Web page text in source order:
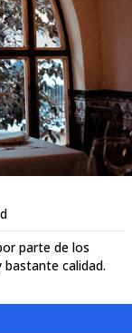
parte de los
calidad.